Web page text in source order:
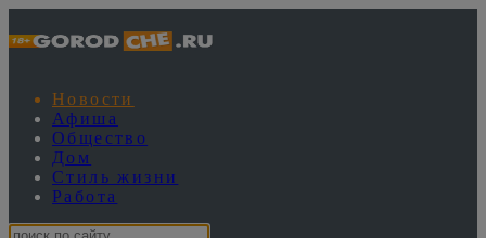
Новости
Афиша
Общество
Дом
Стиль жизни
Работа